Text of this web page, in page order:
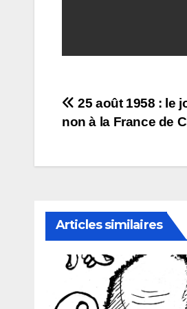
Navigation
l’article
25 août 1958 : le
non à la France de
Articles similaires